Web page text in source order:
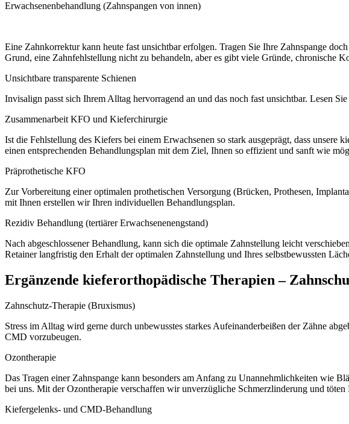
Erwachsenenbehandlung (Zahnspangen von innen)
Eine Zahnkorrektur kann heute fast unsichtbar erfolgen. Tragen Sie Ihre Zahnspange
Grund, eine Zahnfehlstellung nicht zu behandeln, aber es gibt viele Gründe, chronische
Unsichtbare transparente Schienen
Invisalign passt sich Ihrem Alltag hervorragend an und das noch fast unsichtbar. Lesen
Zusammenarbeit KFO und Kieferchirurgie
Ist die Fehlstellung des Kiefers bei einem Erwachsenen so stark ausgeprägt, dass
einen entsprechenden Behandlungsplan mit dem Ziel, Ihnen so effizient und sanft wie
Präprothetische KFO
Zur Vorbereitung einer optimalen prothetischen Versorgung (Brücken, Prothesen,
mit Ihnen erstellen wir Ihren individuellen Behandlungsplan.
Rezidiv Behandlung (tertiärer Erwachsenenengstand)
Nach abgeschlossener Behandlung, kann sich die optimale Zahnstellung leicht
Retainer langfristig den Erhalt der optimalen Zahnstellung und Ihres selbstbewussten
Ergänzende kieferorthopädische Therapien –
Zahnschutz-Therapie (Bruxismus)
Stress im Alltag wird gerne durch unbewusstes starkes Aufeinanderbeißen der Zähne
CMD vorzubeugen.
Ozontherapie
Das Tragen einer Zahnspange kann besonders am Anfang zu Unannehmlichkeiten wie
bei uns. Mit der Ozontherapie verschaffen wir unverzügliche Schmerzlinderung und
Kiefergelenks- und CMD-Behandlung